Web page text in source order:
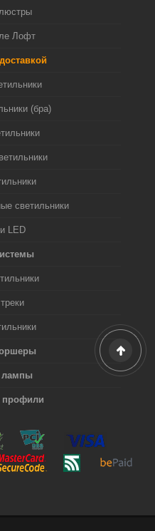
Лофт
(бра)
светильники
LED
лампы
профили